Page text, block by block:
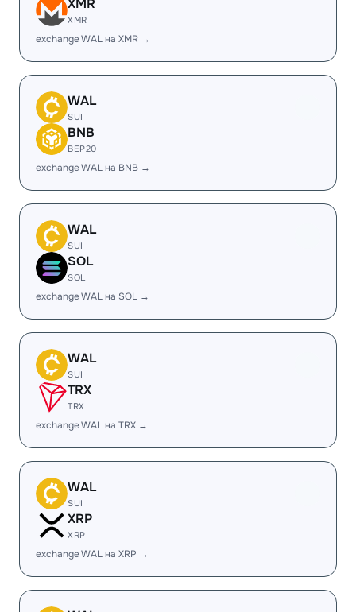
XMR
XMR
exchange WAL на XMR →
WAL
SUI
BNB
BEP20
exchange WAL на BNB →
WAL
SUI
SOL
SOL
exchange WAL на SOL →
WAL
SUI
TRX
TRX
exchange WAL на TRX →
WAL
SUI
XRP
XRP
exchange WAL на XRP →